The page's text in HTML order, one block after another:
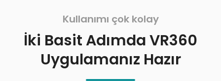
Kullanımı çok kolay
İki Basit Adımda VR360
Uygulamanız Hazır